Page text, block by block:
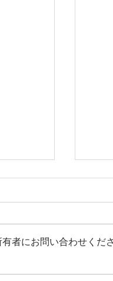
につき 【募
者にお問い合わせくださ